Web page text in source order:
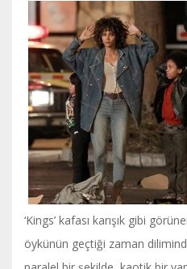
‘Kings’ kafası karışık gibi
öykünün geçtiği zaman